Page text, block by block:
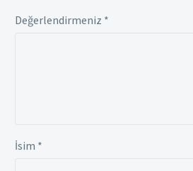
Değerlendirmeniz *
İsim *